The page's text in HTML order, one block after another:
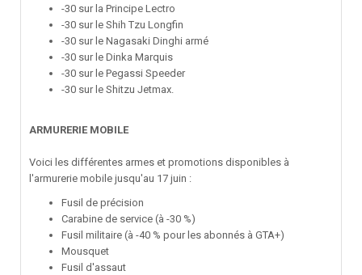
-30 sur la Principe Lectro
-30 sur le Shih Tzu Longfin
-30 sur le Nagasaki Dinghi armé
-30 sur le Dinka Marquis
-30 sur le Pegassi Speeder
-30 sur le Shitzu Jetmax.
ARMURERIE MOBILE
Voici les différentes armes et promotions disponibles à
l'armurerie mobile jusqu'au 17 juin :
Fusil de précision
Carabine de service (à -30 %)
Fusil militaire (à -40 % pour les abonnés à GTA+)
Mousquet
Fusil d'assaut